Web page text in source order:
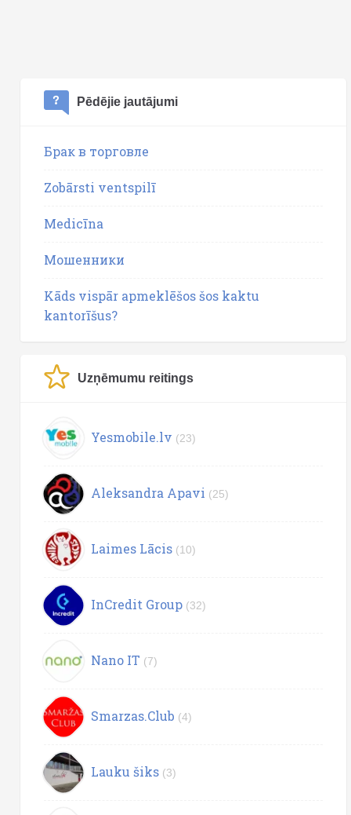
Pēdējie jautājumi
Брак в торговле
Zobārsti ventspilī
Medicīna
Мошенники
Kāds vispār apmeklēšos šos kaktu
kantorīšus?
Uzņēmumu reitings
Yesmobile.lv (23)
Aleksandra Apavi (25)
Laimes Lācis (10)
InCredit Group (32)
Nano IT (7)
Smarzas.Club (4)
Lauku šiks (3)